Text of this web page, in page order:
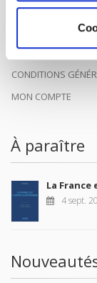
CONTACTS
FOREIGN RIGHTS
POUR LES LIBRAIRES
CONDITIONS
MON COMPTE
À paraître
La
4 sept.